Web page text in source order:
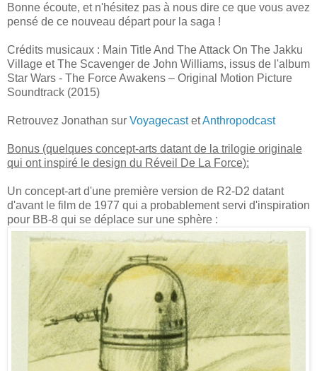
Bonne écoute, et n'hésitez pas à nous dire ce que vous avez
pensé de ce nouveau départ pour la saga !
Crédits musicaux : Main Title And The Attack On The Jakku
Village et The Scavenger de John Williams, issus de l'album
Star Wars - The Force Awakens – Original Motion Picture
Soundtrack (2015)
Retrouvez Jonathan sur VoyagecastetAnthropodcast
Bonus (quelques concept-arts datant de la trilogie originale
qui ont inspiré le design du Réveil De La Force):
Un concept-art d'une première version de R2-D2 datant
d'avant le film de 1977 qui a probablement servi d'inspiration
pour BB-8 qui se déplace sur une sphère :